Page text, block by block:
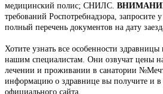
медицинский полис; СНИЛС.
требований Роспотребнадзора, запросите
полный перечень документов на дату
Хотите узнать все особенности
нашим специалистам. Они озвучат цены
лечении и проживании в санатории
информацию о здравнице вы получите и в
официального сайта.